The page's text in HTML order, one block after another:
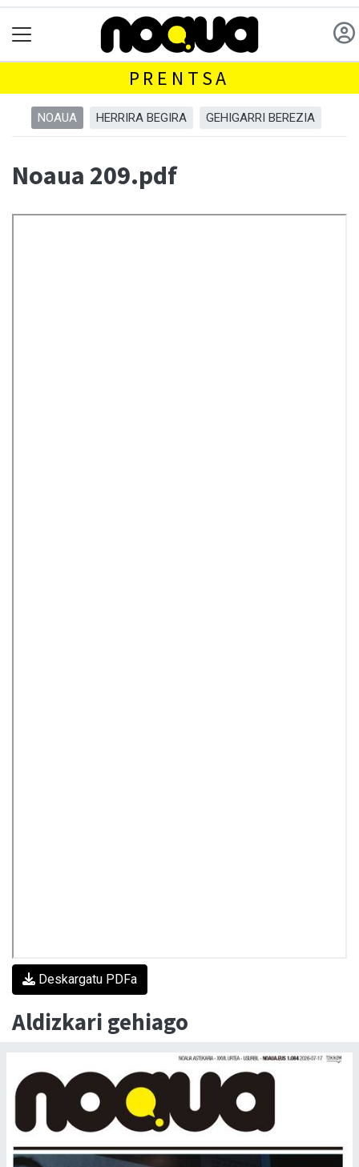
PRENTSA
NOAUA HERRIRA BEGIRA GEHIGARRI BEREZIA
Noaua 209.pdf
Deskargatu PDFa
Aldizkari gehiago